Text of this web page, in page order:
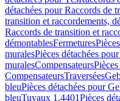
détachées pour Raccords de
transition et raccordements,
Raccords de transition et
démontablesFermetures
muralesPièces détachées
muralesCompensateurs
CompensateursTraversées
bleuPièces détachées pour
bleuTuyaux 1.4401Pièces